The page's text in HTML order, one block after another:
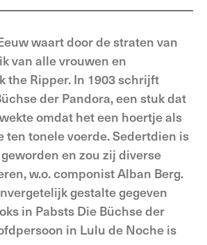
waart door de straten van
van alle vrouwen en
the Ripper. In 1903 schrijft
der Pandora, een stuk dat
omdat het een hoertje als
ten tonele voerde. Sedertdien is
en zou zij diverse
w.o. componist Alban Berg.
gestalte gegeven
in Pabsts Die Büchse der
in Lulu de Noche is